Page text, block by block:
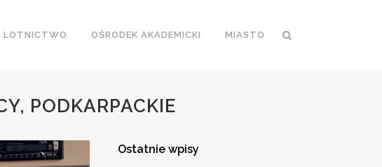
LOTNICTWO OŚRODEK AKADEMICKI MIASTO
PODKARPACKIE
Ostatnie wpisy